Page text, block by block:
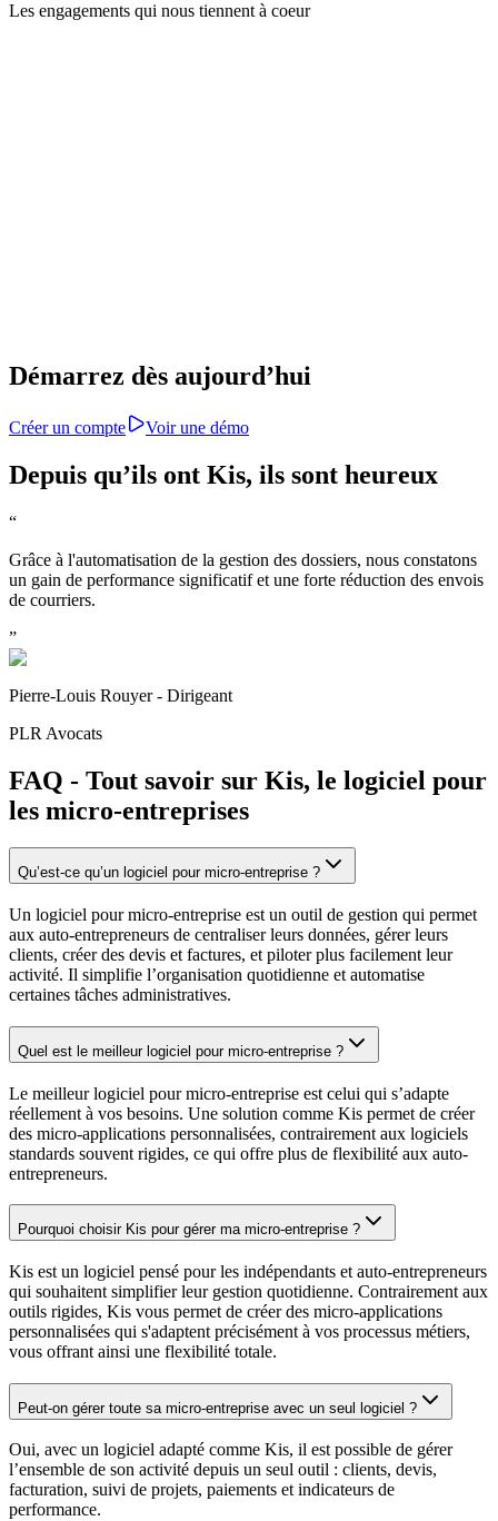
Les engagements qui nous tiennent à coeur
Démarrez dès aujourd’hui
Créer un compte Voir une démo
Depuis qu’ils ont Kis, ils sont heureux
“
Grâce à l'automatisation de la gestion des dossiers, nous constatons
un gain de performance significatif et une forte réduction des envois
de courriers.
”
Pierre-Louis Rouyer - Dirigeant
PLR Avocats
FAQ - Tout savoir sur Kis, le logiciel pour
les micro-entreprises
Qu’est-ce qu’un logiciel pour micro-entreprise ?
Un logiciel pour micro-entreprise est un outil de gestion qui permet
aux auto-entrepreneurs de centraliser leurs données, gérer leurs
clients, créer des devis et factures, et piloter plus facilement leur
activité. Il simplifie l’organisation quotidienne et automatise
certaines tâches administratives.
Quel est le meilleur logiciel pour micro-entreprise ?
Le meilleur logiciel pour micro-entreprise est celui qui s’adapte
réellement à vos besoins. Une solution comme Kis permet de créer
des micro-applications personnalisées, contrairement aux logiciels
standards souvent rigides, ce qui offre plus de flexibilité aux auto-
entrepreneurs.
Pourquoi choisir Kis pour gérer ma micro-entreprise ?
Kis est un logiciel pensé pour les indépendants et auto-entrepreneurs
qui souhaitent simplifier leur gestion quotidienne. Contrairement aux
outils rigides, Kis vous permet de créer des micro-applications
personnalisées qui s'adaptent précisément à vos processus métiers,
vous offrant ainsi une flexibilité totale.
Peut-on gérer toute sa micro-entreprise avec un seul logiciel ?
Oui, avec un logiciel adapté comme Kis, il est possible de gérer
l’ensemble de son activité depuis un seul outil : clients, devis,
facturation, suivi de projets, paiements et indicateurs de
performance.